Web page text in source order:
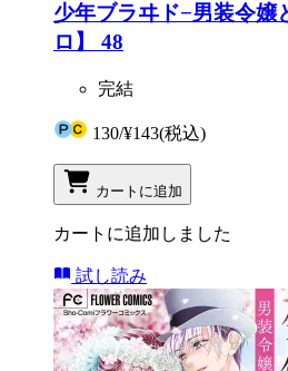
少年ブラヰド−男装令嬢
ロ】 48
完結
130/¥143(税込)
カートに追加
カートに追加しました
試し読み